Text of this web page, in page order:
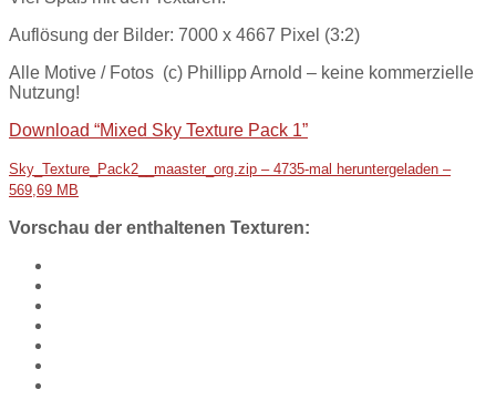
Auflösung der Bilder: 7000 x 4667 Pixel (3:2)
Alle Motive / Fotos (c) Phillipp Arnold – keine kommerzielle
Nutzung!
Download “Mixed Sky Texture Pack 1”
Sky_Texture_Pack2__maaster_org.zip – 4735-mal heruntergeladen –
569,69 MB
Vorschau der enthaltenen Texturen: